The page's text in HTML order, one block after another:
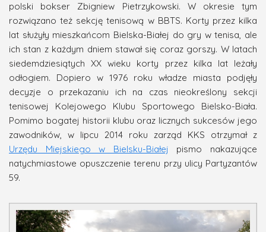
polski bokser Zbigniew Pietrzykowski. W okresie tym
rozwiązano też sekcję tenisową w BBTS. Korty przez kilka
lat służyły mieszkańcom Bielska-Białej do gry w tenisa, ale
ich stan z każdym dniem stawał się coraz gorszy. W latach
siedemdziesiątych XX wieku korty przez kilka lat leżały
odłogiem. Dopiero w 1976 roku władze miasta podjęły
decyzje o przekazaniu ich na czas nieokreślony sekcji
tenisowej Kolejowego Klubu Sportowego Bielsko-Biała.
Pomimo bogatej historii klubu oraz licznych sukcesów jego
zawodników, w lipcu 2014 roku zarząd KKS otrzymał z
Urzędu Miejskiego w Bielsku-Białej pismo nakazujące
natychmiastowe opuszczenie terenu przy ulicy Partyzantów
59.